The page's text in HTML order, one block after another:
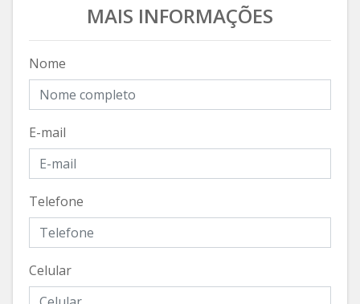
MAIS INFORMAÇÕES
Nome
E-mail
Telefone
Celular